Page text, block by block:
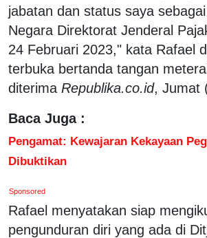
jabatan dan status saya
Negara Direktorat Jenderal
24 Februari 2023," kata Rafael
terbuka bertanda tangan
diterima Republika.co.id, Jumat
Baca Juga :
Pengamat: Kewajaran Kekayaan
Dibuktikan
Sponsored
Rafael menyatakan siap
pengunduran diri yang ada di